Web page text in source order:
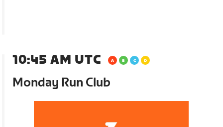
10:45 AM UTC
Monday Run Club